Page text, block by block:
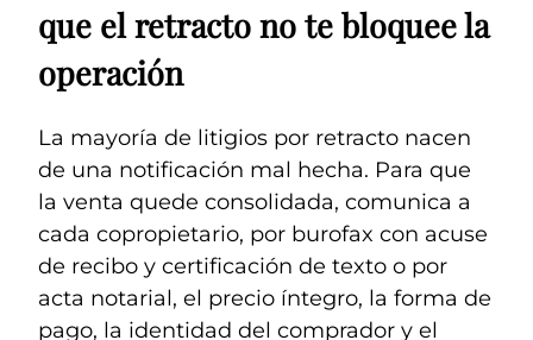
que el retracto no te bloquee la
operación
La mayoría de litigios por retracto nacen
de una notificación mal hecha. Para que
la venta quede consolidada, comunica a
cada copropietario, por burofax con acuse
de recibo y certificación de texto o por
acta notarial, el precio íntegro, la forma de
pago, la identidad del comprador y el